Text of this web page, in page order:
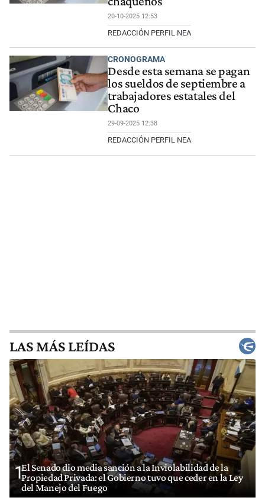
20-10-2025 12:53
REDACCIÓN PERFIL NEA
CRONOGRAMA
Desde esta semana se pagan
los sueldos de septiembre a
trabajadores estatales del
Chaco
29-09-2025 12:38
REDACCIÓN PERFIL NEA
LAS MÁS LEÍDAS
1El Senado dio media sanción a la Inviolabilidad de la
Propiedad Privada: el Gobierno tuvo que ceder en la Ley
del Manejo del Fuego